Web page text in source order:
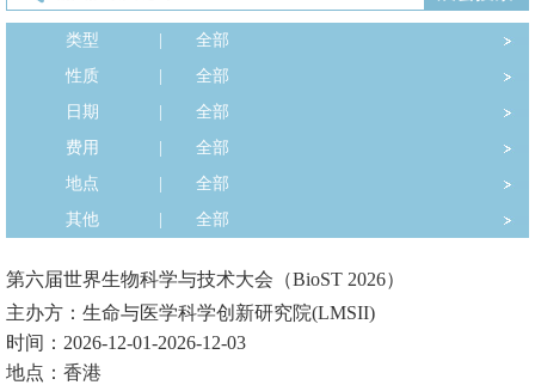
类型
全部
性质
全部
日期
全部
费用
全部
地点
全部
其他
全部
第六届世界生物科学与技术大会（BioST 2026）
主办方：生命与医学科学创新研究院(LMSII)
时间：2026-12-01-2026-12-03
地点：香港